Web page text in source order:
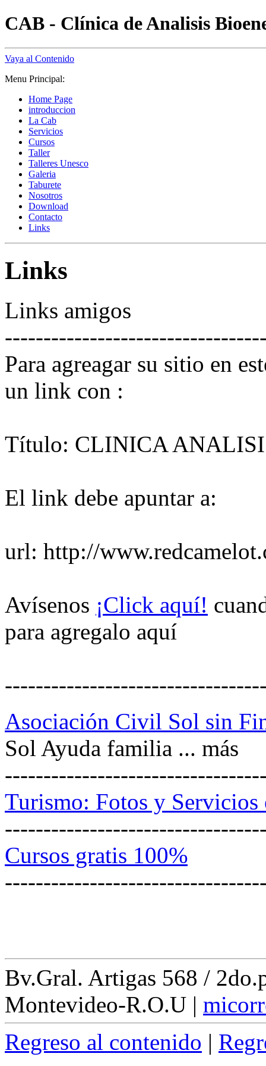
CAB - Clínica de Analisis
Vaya al Contenido
Menu Principal:
Home Page
introduccion
La Cab
Servicios
Cursos
Taller
Talleres Unesco
Galeria
Taburete
Nosotros
Download
Contacto
Links
Links
Links amigos
Para agreagar su sitio en
un link con :
Título: CLINICA
El link debe apuntar a:
url: http://
Avísenos ¡Click aquí!
para agregalo aquí
Asociación Civil Sol sin
Sol Ayuda familia ... más
Turismo: Fotos y Servicios
Cursos gratis 100%
Bv.Gral. Artigas 568 /
Montevideo-R.O.U |
Regreso al contenido |